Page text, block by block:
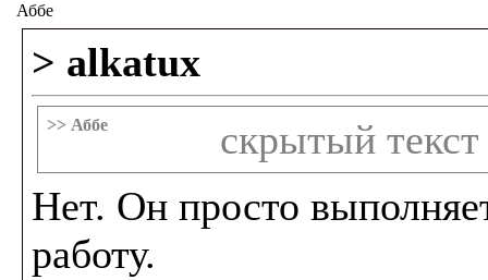
Аббе
> alkatux
>> Аббе
скрытый текст
Нет. Он просто
работу.